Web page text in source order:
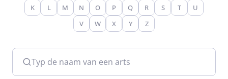
Typ de naam van een arts
K
L M N O P Q R S T
U
V
W X Y Z